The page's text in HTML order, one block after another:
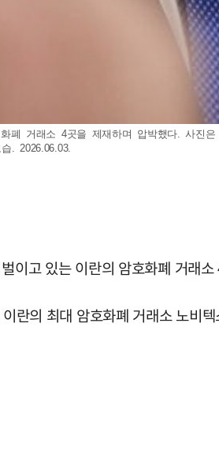
폐 거래소 4곳을 제재하며 압박했다. 사
. 2026.06.03.
이고 있는 이란의 암호화폐 거래
란의 최대 암호화폐 거래소 노비